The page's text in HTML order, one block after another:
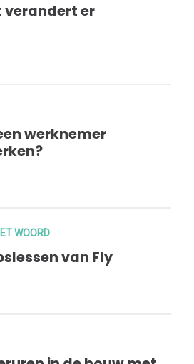
verandert er
werknemer
WOORD
van Fly